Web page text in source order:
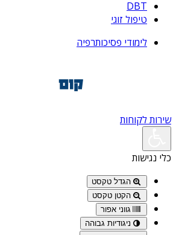
DBT
טיפול זוגי
לימודי פסיכותרפיה
שירות לקוחות
כלי נגישות
הגדל טקסט
הקטן טקסט
גווני אפור
ניגודיות גבוהה